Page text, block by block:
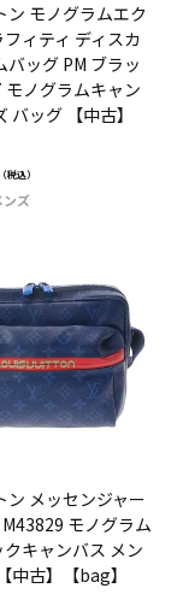
ン モノグラムエク
ィティ ディスカ
バッグ PM ブラッ
モノグラムキャン
バッグ 【中古】
税込）
ンズ
ン メッセンジャー
モノグラム
キャンバス メン
中古】【bag】